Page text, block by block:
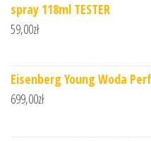
spray 118ml TESTER
59,00zł
Eisenberg Young Woda
699,00zł